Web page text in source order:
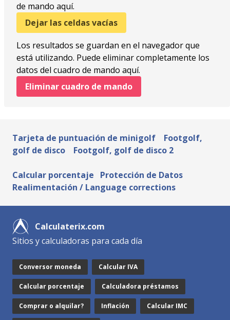
de mando aquí.
Dejar las celdas vacías
Los resultados se guardan en el navegador que
está utilizando. Puede eliminar completamente los
datos del cuadro de mando aquí.
Eliminar cuadro de mando
Tarjeta de puntuación de minigolf
Footgolf,
golf de disco
Footgolf, golf de disco 2
Calcular porcentaje
Protección de Datos
Realimentación / Language corrections
Calculaterix.com
Sitios y calculadoras para cada día
Conversor moneda Calcular IVA
Calcular porcentaje Calculadora préstamos
Comprar o alquilar? Inflación Calcular IMC